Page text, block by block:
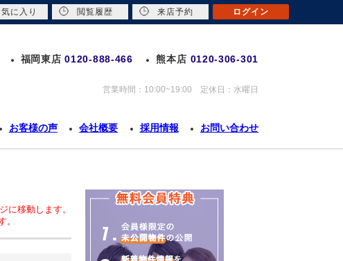
福岡東店 0120-888-466 熊本店 0120-306-301
営業時間：10:00~19:00 定休日：水曜日
お客様の声 会社概要 採用情報 お問い合わせ
に移動します。
。
に入り 閲覧履歴 来店予約 ログイン